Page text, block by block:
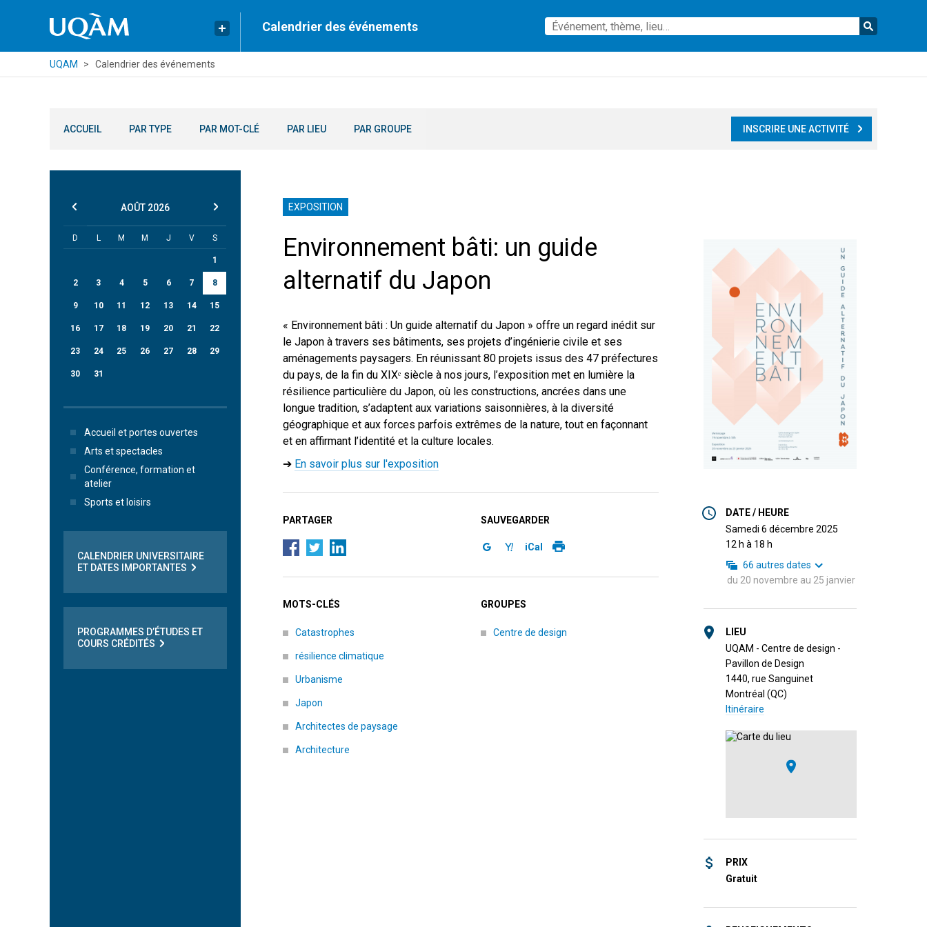
Calendrier des événements
UQAM Calendrier des événements
ACCUEIL PAR TYPE PAR MOT-CLÉ PAR LIEU PAR GROUPE INSCRIRE UNE ACTIVITÉ
EXPOSITION
Environnement bâti: un guide
alternatif du Japon
« Environnement bâti : Un guide alternatif du Japon » offre un regard inédit sur
le Japon à travers ses bâtiments, ses projets d’ingénierie civile et ses
aménagements paysagers. En réunissant 80 projets issus des 47 préfectures
du pays, de la fin du XIXᵉ siècle à nos jours, l’exposition met en lumière la
résilience particulière du Japon, où les constructions, ancrées dans une
longue tradition, s’adaptent aux variations saisonnières, à la diversité
géographique et aux forces parfois extrêmes de la nature, tout en façonnant
et en affirmant l’identité et la culture locales.
➔ En savoir plus sur l'exposition
DATE / HEURE
samedi 6 décembre 2025
12 h à 18 h
66 autres dates
du 20 novembre au 25 janvier
LIEU
UQAM - Centre de design -
Pavillon de Design
1440, rue Sanguinet
Montréal (QC)
Itinéraire
PRIX
Gratuit
PARTAGER SAUVEGARDER
iCal
MOTS-CLÉS
Catastrophes
résilience climatique
Urbanisme
Japon
Architectes de paysage
Architecture
GROUPES
Centre de design
AOÛT 2026
D L M M J V S
1
2 3 4 5 6 7 8
9 10 11 12 13 14 15
16 17 18 19 20 21 22
23 24 25 26 27 28 29
30 31
Accueil et portes ouvertes
Arts et spectacles
Conférence, formation et
atelier
Sports et loisirs
CALENDRIER UNIVERSITAIRE
ET DATES IMPORTANTES
PROGRAMMES D’ÉTUDES ET
COURS CRÉDITÉS